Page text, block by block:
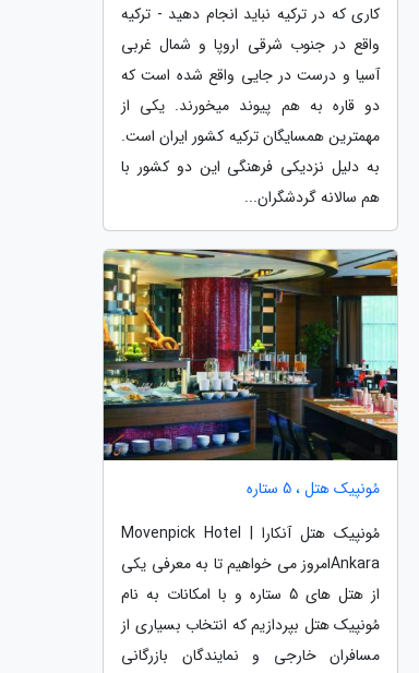
کاری که در ترکیه نباید انجام دهید - ترکیه
واقع در جنوب شرقی اروپا و شمال غربی
آسیا و درست در جایی واقع شده است که
دو قاره به هم پیوند می­خورند. یکی از
مهمترین همسایگان ترکیه کشور ایران است.
به دلیل نزدیکی فرهنگی این دو کشور با
هم سالانه گردشگران...
مُونپیک هتل ، 5 ستاره
مُونپیک هتل آنکارا | Movenpick Hotel
Ankaraامروز می خواهیم تا به معرفی یکی
از هتل های 5 ستاره و با امکانات به نام
مُونپیک هتل بپردازیم که انتخاب بسیاری از
مسافران خارجی و نمایندگان بازرگانی